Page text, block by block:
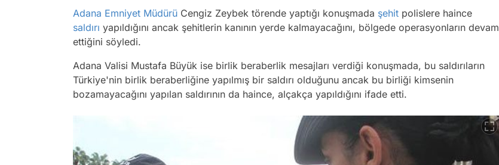
Adana Emniyet Müdürü Cengiz Zeybek törende yaptığı konuşmada şehit polislere haince
saldırı yapıldığını ancak şehitlerin kanının yerde kalmayacağını, bölgede operasyonların devam
ettiğini söyledi.
Adana Valisi Mustafa Büyük ise birlik beraberlik mesajları verdiği konuşmada, bu saldırıların
Türkiye'nin birlik beraberliğine yapılmış bir saldırı olduğunu ancak bu birliği kimsenin
bozamayacağını yapılan saldırının da haince, alçakça yapıldığını ifade etti.